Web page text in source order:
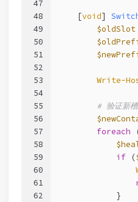
47
48
49
50
51
52
53
54
55
56
57
58
59
60
61
62
[void]
$oldSlot
Write-
# 验证新
foreach
if (
            }